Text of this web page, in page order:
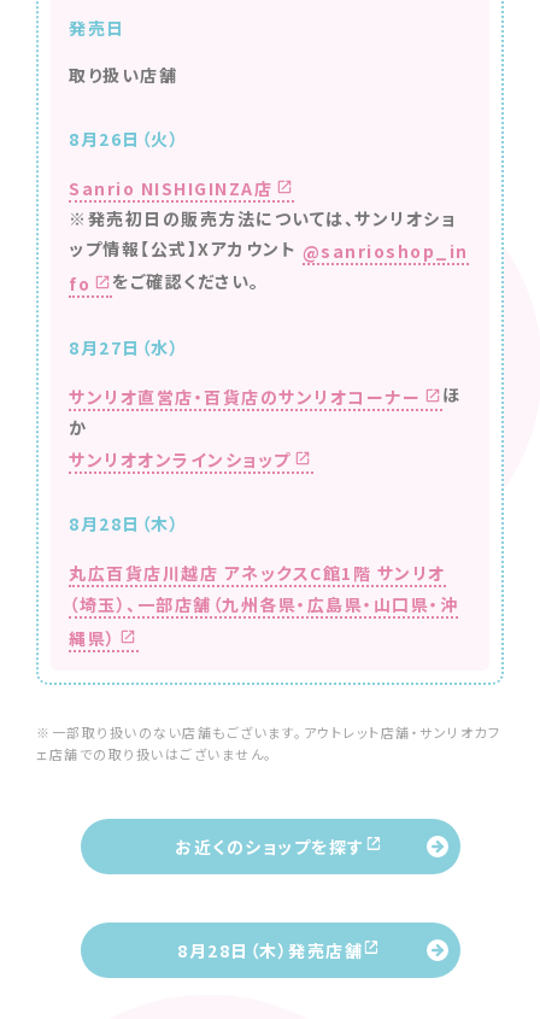
発売日
取り扱い店舗
8月26日（火）
Sanrio NISHIGINZA店
※発売初日の販売方法については、サンリオショ
ップ情報【公式】Xアカウント @sanrioshop_in
fo
をご確認ください。
8月27日（水）
サンリオ直営店・百貨店のサンリオコーナー
ほ
か
サンリオオンラインショップ
8月28日（木）
丸広百貨店川越店 アネックスC館1階 サンリオ
（埼玉）、 一部店舗（九州各県・広島県・山口県・沖
縄県）
※一部取り扱いのない店舗もございます。アウトレット店舗・サンリオカフ
ェ店舗での取り扱いはございません。
お近くのショップを探す
8月28日（木）発売店舗